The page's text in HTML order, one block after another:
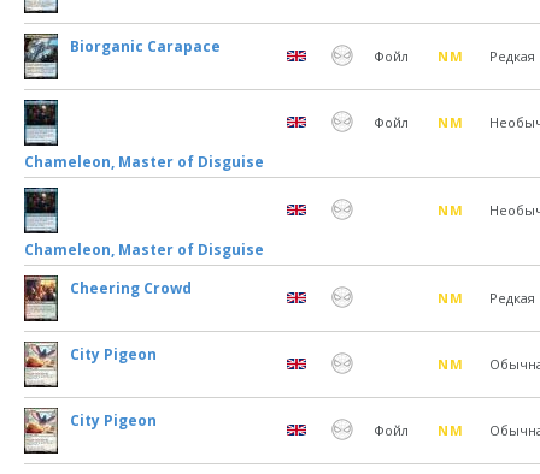
Biorganic Carapace Фойл NM Редкая
Chameleon, Master of Disguise
Фойл NM
Chameleon, Master of Disguise
NM
Cheering Crowd NM Редкая
City Pigeon NM
City Pigeon Фойл NM